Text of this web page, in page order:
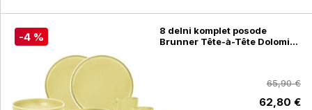
-4 %
8 delni komplet posode
Brunner Tête-à-Tête Dolomit,
65,90 €
62,80 €